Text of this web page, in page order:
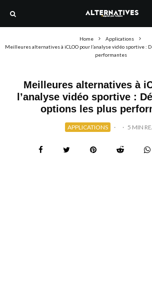
Home
Applications
Meilleures alternatives à iCLOO pour l’analyse vidéo sportive :
performantes
Meilleures alternatives à
l’analyse vidéo sportive :
options les plus
APPLICATIONS · · 5 MIN